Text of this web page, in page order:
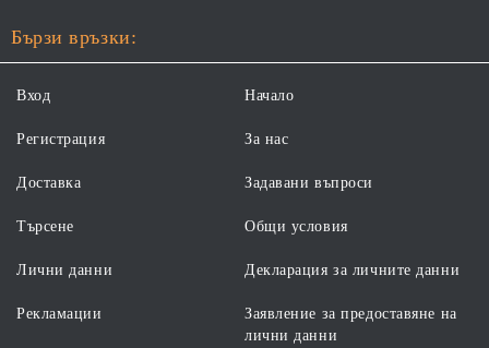
Бързи връзки:
Вход
Регистрация
Доставка
Търсене
Начало
За нас
Задавани въпроси
Общи условия
Лични данни
Рекламации
Декларация за личните данни
Заявление за предоставяне на
лични данни